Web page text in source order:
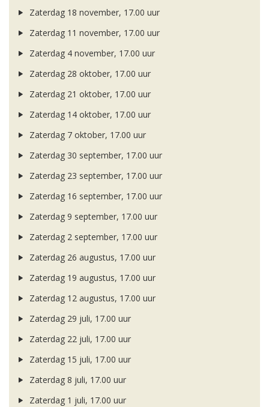
Zaterdag 18 november, 17.00 uur
Zaterdag 11 november, 17.00 uur
Zaterdag 4 november, 17.00 uur
Zaterdag 28 oktober, 17.00 uur
Zaterdag 21 oktober, 17.00 uur
Zaterdag 14 oktober, 17.00 uur
Zaterdag 7 oktober, 17.00 uur
Zaterdag 30 september, 17.00 uur
Zaterdag 23 september, 17.00 uur
Zaterdag 16 september, 17.00 uur
Zaterdag 9 september, 17.00 uur
Zaterdag 2 september, 17.00 uur
Zaterdag 26 augustus, 17.00 uur
Zaterdag 19 augustus, 17.00 uur
Zaterdag 12 augustus, 17.00 uur
Zaterdag 29 juli, 17.00 uur
Zaterdag 22 juli, 17.00 uur
Zaterdag 15 juli, 17.00 uur
Zaterdag 8 juli, 17.00 uur
Zaterdag 1 juli, 17.00 uur